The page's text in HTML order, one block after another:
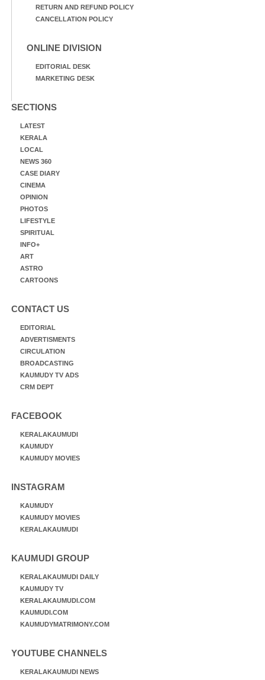
RETURN AND REFUND POLICY
CANCELLATION POLICY
ONLINE DIVISION
EDITORIAL DESK
MARKETING DESK
SECTIONS
LATEST
KERALA
LOCAL
NEWS 360
CASE DIARY
CINEMA
OPINION
PHOTOS
LIFESTYLE
SPIRITUAL
INFO+
ART
ASTRO
CARTOONS
CONTACT US
EDITORIAL
ADVERTISMENTS
CIRCULATION
BROADCASTING
KAUMUDY TV ADS
CRM DEPT
FACEBOOK
KERALAKAUMUDI
KAUMUDY
KAUMUDY MOVIES
INSTAGRAM
KAUMUDY
KAUMUDY MOVIES
KERALAKAUMUDI
KAUMUDI GROUP
KERALAKAUMUDI DAILY
KAUMUDY TV
KERALAKAUMUDI.COM
KAUMUDI.COM
KAUMUDYMATRIMONY.COM
YOUTUBE CHANNELS
KERALAKAUMUDI NEWS